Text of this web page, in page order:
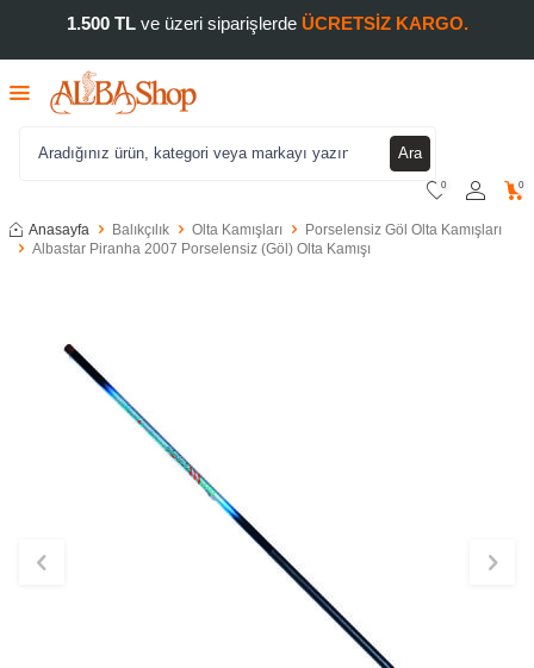
1.500 TLve üzeri siparişlerde ÜCRETSİZ KARGO.
Ara
0 0
Anasayfa Balıkçılık Olta Kamışları
Porselensiz Göl Olta Kamışları
Albastar Piranha 2007 Porselensiz (Göl) Olta Kamışı